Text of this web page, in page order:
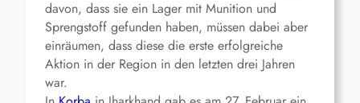
davon, dass sie ein Lager mit Munition und
Sprengstoff gefunden haben, müssen dabei aber
einräumen, dass diese die erste erfolgreiche
Aktion in der Region in den letzten drei Jahren
war.